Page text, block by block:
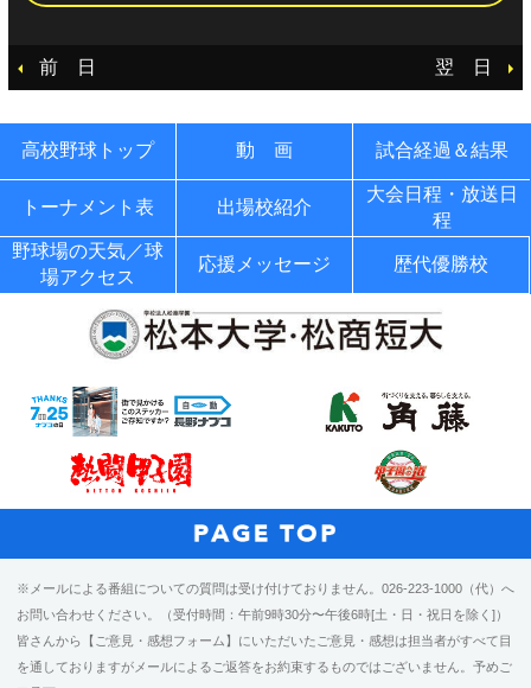
前 日 翌 日
高校野球トップ 動 画 試合経過＆結果
トーナメント表 出場校紹介
大会日程・放送日
程
野球場の天気／球
場アクセス
応援メッセージ 歴代優勝校
※メールによる番組についての質問は受け付けておりません。026-223-1000（代）へ
お問い合わせください。（受付時間：午前9時30分〜午後6時[土・日・祝日を除く]）
皆さんから【ご意見・感想フォーム】にいただいたご意見・感想は担当者がすべて目
を通しておりますがメールによるご返答をお約束するものではございません。予めご